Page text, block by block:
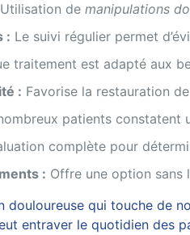
Utilisation demanipulations
: Le suivi régulier permet
traitement est adapté aux
: Favorise la restauration
patients constatent
complète pour
: Offre une option sans
douloureuse qui touche de
entraver le quotidien des